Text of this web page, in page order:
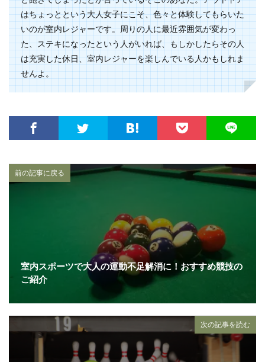
はちょっとという大人女子にこそ、色々と体験してもらいた
いのが室内レジャーです。周りの人に最近雰囲気が変わっ
た、ステキになったという人がいれば、もしかしたらその人
は充実した休日、室内レジャーを楽しんでいる人かもしれま
せんよ。
前の記事に戻る
室内スポーツで大人の運動不足解消に！おすすめ競技の
ご紹介
次の記事を読む